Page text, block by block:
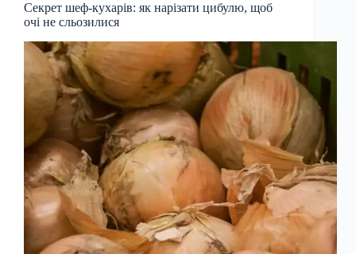
Секрет шеф-кухарів: як нарізати цибулю, щоб
очі не сльозилися